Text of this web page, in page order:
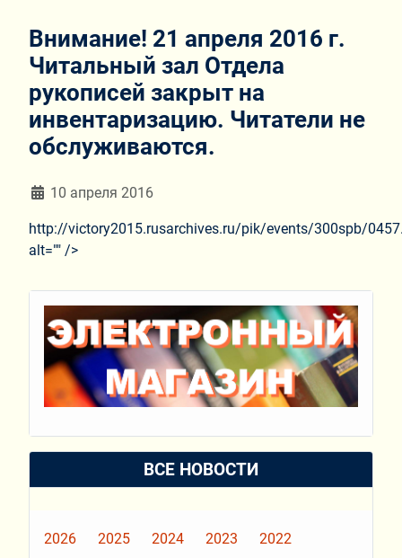
Внимание! 21 апреля 2016 г.
Читальный зал Отдела
рукописей закрыт на
инвентаризацию. Читатели не
обслуживаются.
Информация о материале
10 апреля 2016
http://victory2015.rusarchives.ru/pik/events/300spb/
alt="" />
ВСЕ НОВОСТИ
2026 2025 2024 2023
2022